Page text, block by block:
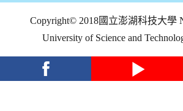
Copyright© 2018國立澎湖科技大學
University of Science and